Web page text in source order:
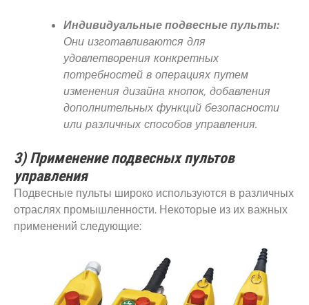
Индивидуальные подвесные пульты:
Они изготавливаются для
удовлетворения конкретных
потребностей в операциях путем
изменения дизайна кнопок, добавления
дополнительных функций безопасности
или различных способов управления.
3) Применение подвесных пультов
управления
Подвесные пульты широко используются в различных
отраслях промышленности. Некоторые из их важных
применений следующие: